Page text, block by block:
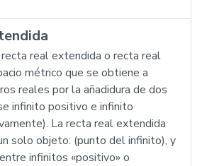
real extendida o recta real
métrico que se obtiene a
reales por la añadidura de dos
infinito positivo e infinito
La recta real extendida
solo objeto: (punto del infinito), y
infinitos «positivo» o